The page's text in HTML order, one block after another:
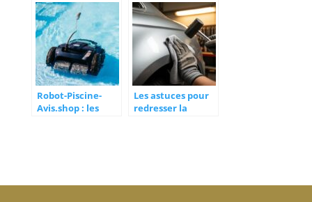
vérifier les signes
révélateurs d’une
défaillance
sur ces
installations
conformes aux
normes
d’accessibilité
Robot-Piscine-
Avis.shop : les
Les astuces pour
redresser la